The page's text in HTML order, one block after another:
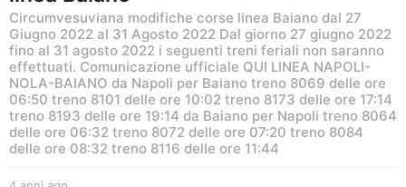
Circumvesuviana modifiche corse linea Baiano dal 27
Giugno 2022 al 31 Agosto 2022 Dal giorno 27 giugno 2022
fino al 31 agosto 2022 i seguenti treni feriali non saranno
effettuati. Comunicazione ufficiale QUI LINEA NAPOLI-
NOLA-BAIANO da Napoli per Baiano treno 8069 delle ore
06:50 treno 8101 delle ore 10:02 treno 8173 delle ore 17:14
treno 8193 delle ore 19:14 da Baiano per Napoli treno 8064
delle ore 06:32 treno 8072 delle ore 07:20 treno 8084
delle ore 08:32 treno 8116 delle ore 11:44